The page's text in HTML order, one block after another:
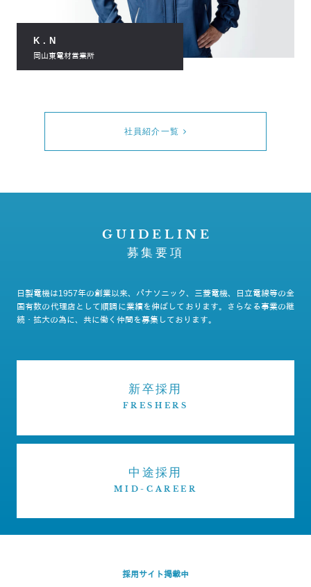
K.N
岡山東電材営業所
社員紹介一覧
GUIDELINE
募集要項
日製電機は1957年の創業以来、パナソニック、三菱電機、日立電線等の全
国有数の代理店として順調に業績を伸ばしております。さらなる事業の継
続・拡大の為に、共に働く仲間を募集しております。
新卒採用
FRESHERS
中途採用
MID-CAREER
採用サイト掲載中